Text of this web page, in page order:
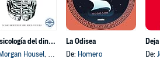
La psicología del dinero
Morgan Housel, y otros
La Odisea
De: Homero
De: